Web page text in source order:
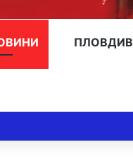
ПЛОВДИВ